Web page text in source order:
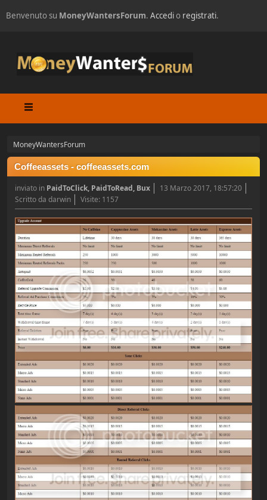
Benvenuto su MoneyWantersForum. Accedio registrati.
MoneyWantersForum
Coffeeassets - coffeeassets.com
inviato in PaidToClick, PaidToRead, Bux
13 Marzo 2017, 18:57:20
Scritto da darwin
Visite: 1157